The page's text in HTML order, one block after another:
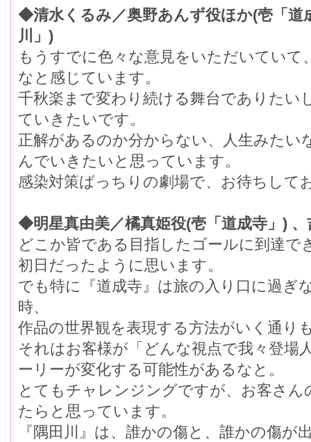
◆清水くるみ／奥野あんず役ほか(壱「道
川」)
もうすでに色々な意見をいただいてい
なと感じています。
千秋楽まで変わり続ける舞台でありたい
ていきたいです。
正解があるのか分からない、人生みたい
んでいきたいと思っています。
感染対策ばっちりの劇場で、お待ちして
◆明星真由美／橘真姫役(壱「道成寺」)
どこか皆である目指したゴールに到達で
初日だったように思います。
でも特に『道成寺』は旅の入り口に過ぎ
時、
作品の世界観を表現する方法がいく通り
それはお客様が「どんな視点で我々登場
ーリーが変化する可能性があるなと。
とてもチャレンジングですが、お客さ
たらと思っています。
『隅田川』は、誰かの傷と、誰かの傷が